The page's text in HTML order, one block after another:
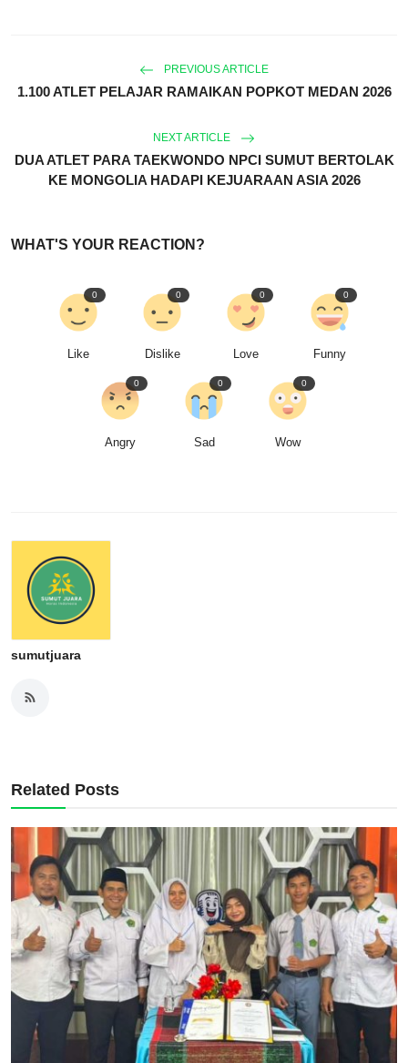
PREVIOUS ARTICLE
1.100 ATLET PELAJAR RAMAIKAN POPKOT MEDAN 2026
NEXT ARTICLE
DUA ATLET PARA TAEKWONDO NPCI SUMUT BERTOLAK
KE MONGOLIA HADAPI KEJUARAAN ASIA 2026
WHAT'S YOUR REACTION?
Like
0
Dislike
0
Love
0
Funny
0
Angry
0
Sad
0
Wow
0
sumutjuara
Related Posts